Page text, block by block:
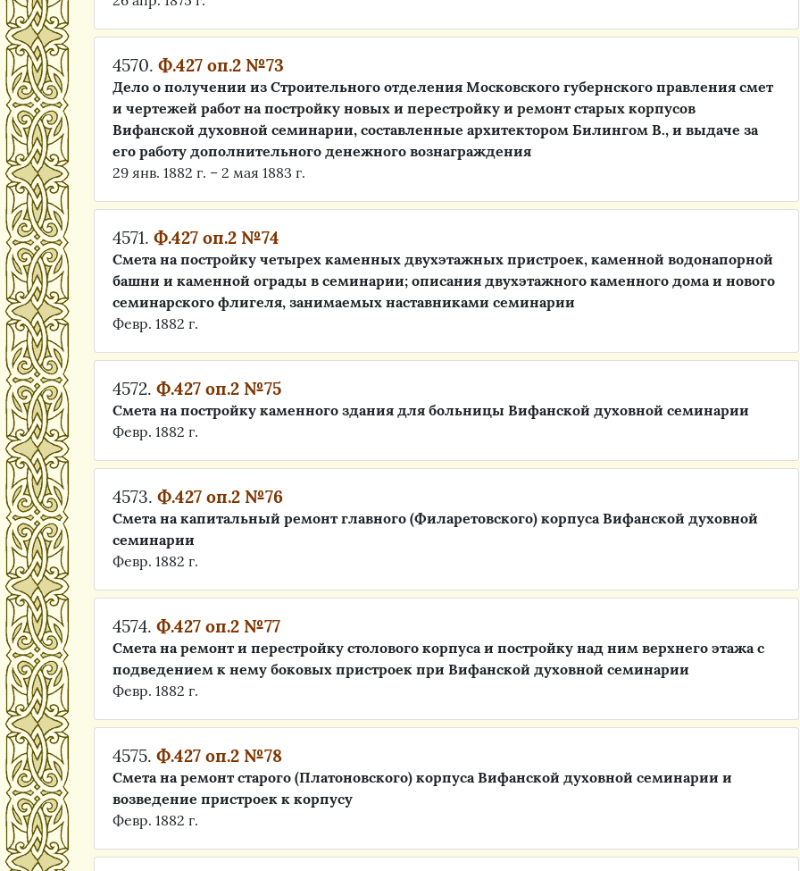
4570. Ф.427 оп.2 №73
Дело о получении из Строительного отделения Московского губернского правления смет
и чертежей работ на постройку новых и перестройку и ремонт старых корпусов
Вифанской духовной семинарии, составленные архитектором Билингом В., и выдаче за
его работу дополнительного денежного вознаграждения
29 янв. 1882 г. – 2 мая 1883 г.
4571. Ф.427 оп.2 №74
Смета на постройку четырех каменных двухэтажных пристроек, каменной водонапорной
башни и каменной ограды в семинарии; описания двухэтажного каменного дома и нового
семинарского флигеля, занимаемых наставниками семинарии
Февр. 1882 г.
4572. Ф.427 оп.2 №75
Смета на постройку каменного здания для больницы Вифанской духовной семинарии
Февр. 1882 г.
4573. Ф.427 оп.2 №76
Смета на капитальный ремонт главного (Филаретовского) корпуса Вифанской духовной
семинарии
Февр. 1882 г.
4574. Ф.427 оп.2 №77
Смета на ремонт и перестройку столового корпуса и постройку над ним верхнего этажа с
подведением к нему боковых пристроек при Вифанской духовной семинарии
Февр. 1882 г.
4575. Ф.427 оп.2 №78
Смета на ремонт старого (Платоновского) корпуса Вифанской духовной семинарии и
возведение пристроек к корпусу
Февр. 1882 г.